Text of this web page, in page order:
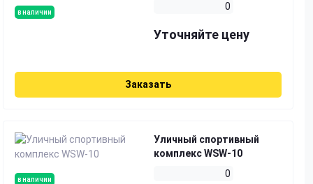
в наличии
0
Уточняйте цену
Заказать
в наличии
Уличный спортивный
комплекс WSW-10
0